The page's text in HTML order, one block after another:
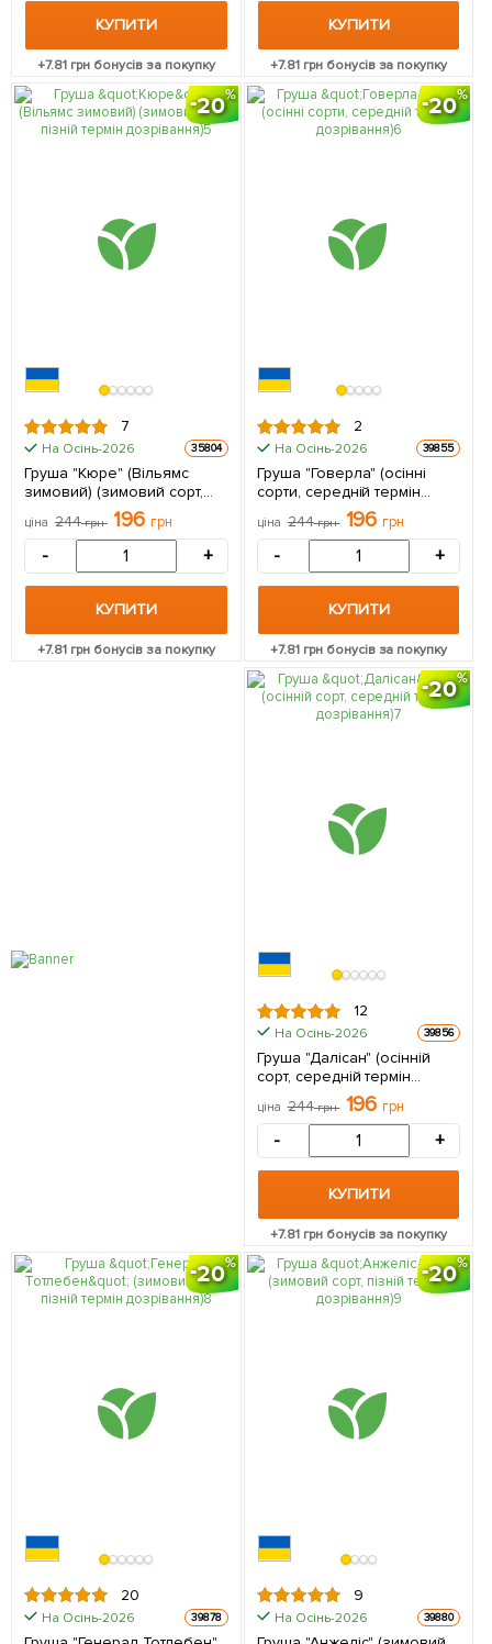
КУПИТИ
+7.81 грн бонусів за покупку
КУПИТИ
+7.81грн бонусів за покупку
20
7
На Осінь-2026 35804
Груша "Кюре" (Вільямс
зимовий) (зимовий сорт,
пізній термін дозрівання) 1
саджанець в упаковці
ціна 244грн 196 грн
- +
КУПИТИ
+7.81 грн бонусів за покупку
20
2
На Осінь-2026 39855
Груша "Говерла" (осінні
сорти, середній термін
дозрівання) 1 саджанець в
упаковці
ціна 244грн 196 грн
- +
КУПИТИ
+7.81грн бонусів за покупку
20
12
На Осінь-2026 39856
Груша "Далісан" (осінній
сорт, середній термін
дозрівання) 1 саджанець в
упаковці
ціна 244грн 196 грн
- +
КУПИТИ
+7.81грн бонусів за покупку
20
20
На Осінь-2026 39878
20
9
На Осінь-2026 39880